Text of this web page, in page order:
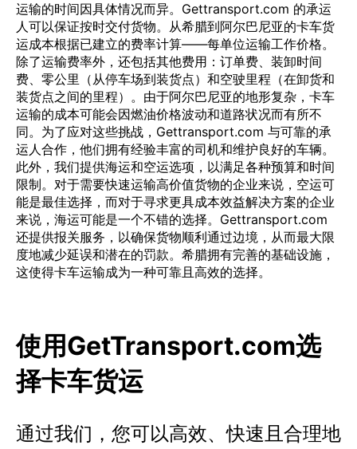
运输的时间因具体情况而异。Gettransport.com 的承运
人可以保证按时交付货物。从希腊到阿尔巴尼亚的卡车货
运成本根据已建立的费率计算——每单位运输工作价格。
除了运输费率外，还包括其他费用：订单费、装卸时间
费、零公里（从停车场到装货点）和空驶里程（在卸货和
装货点之间的里程）。由于阿尔巴尼亚的地形复杂，卡车
运输的成本可能会因燃油价格波动和道路状况而有所不
同。为了应对这些挑战，Gettransport.com 与可靠的承
运人合作，他们拥有经验丰富的司机和维护良好的车辆。
此外，我们提供海运和空运选项，以满足各种预算和时间
限制。对于需要快速运输高价值货物的企业来说，空运可
能是最佳选择，而对于寻求更具成本效益解决方案的企业
来说，海运可能是一个不错的选择。Gettransport.com
还提供报关服务，以确保货物顺利通过边境，从而最大限
度地减少延误和潜在的罚款。希腊拥有完善的基础设施，
这使得卡车运输成为一种可靠且高效的选择。
使用GetTransport.com选
择卡车货运
通过我们，您可以高效、快速且合理地